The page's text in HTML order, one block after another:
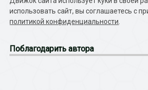
использовать сайт, вы соглашаетесь с
политикой конфиденциальности
Поблагодарить автора